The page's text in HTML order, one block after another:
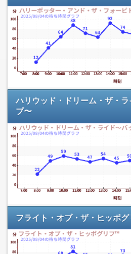
ハリウッド・ドリーム・ザ・
プ〜
フライト・オブ・ザ・ヒッポ